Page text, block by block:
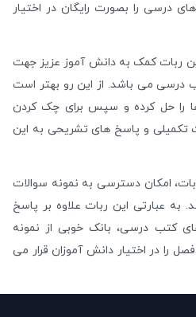
درسی را بصورت رایگان در اختیار
ربات کمک به دانش آموز عزیز جهت
درسی می باشد. از این رو بهتر است
را حل کرده و سپس برای چک کردن
تکمیلی و پاسخ های تشریحی به این
ربات، امکان دسترسی به نمونه سوالات
به عبارتی این ربات علاوه بر پاسخ
کتب درسی، بانک خوبی از نمونه
را در اختیار دانش آموزان قرار می